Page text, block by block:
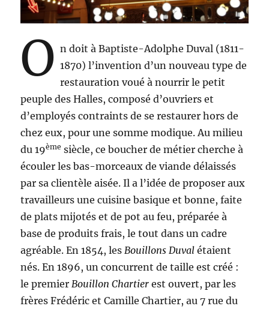
O n doit à Baptiste-Adolphe Duval (1811-
1870) l’invention d’un nouveau type de
restauration voué à nourrir le petit
peuple des Halles, composé d’ouvriers et
d’employés contraints de se restaurer hors de
chez eux, pour une somme modique. Au milieu
du 19ème siècle, ce boucher de métier cherche à
écouler les bas-morceaux de viande délaissés
par sa clientèle aisée. Il a l’idée de proposer aux
travailleurs une cuisine basique et bonne, faite
de plats mijotés et de pot au feu, préparée à
base de produits frais, le tout dans un cadre
agréable. En 1854, les Bouillons Duvalétaient
nés. En 1896, un concurrent de taille est créé :
le premier Bouillon Chartierest ouvert, par les
frères Frédéric et Camille Chartier, au 7 rue du